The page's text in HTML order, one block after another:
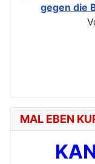
gegen die
MAL EBEN